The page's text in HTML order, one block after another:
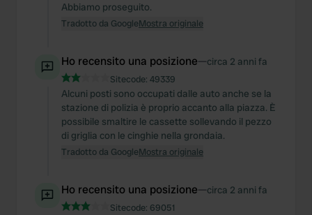
Abbiamo proseguito.
Tradotto da GoogleMostra originale
Ho recensito una posizione—circa 2 anni fa
Sitecode: 49339
Alcuni posti sono occupati dalle auto anche se la
stazione di polizia è proprio accanto alla piazza. È
possibile smaltire le cassette sollevando il pezzo
di griglia con le cinghie nella grondaia.
Tradotto da GoogleMostra originale
Ho recensito una posizione—circa 2 anni fa
Sitecode: 69051